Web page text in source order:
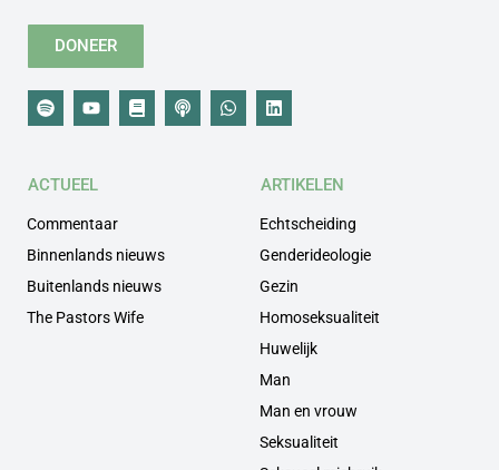
DONEER
ACTUEEL
Commentaar
Binnenlands nieuws
Buitenlands nieuws
The Pastors Wife
ARTIKELEN
Echtscheiding
Genderideologie
Gezin
Homoseksualiteit
Huwelijk
Man
Man en vrouw
Seksualiteit